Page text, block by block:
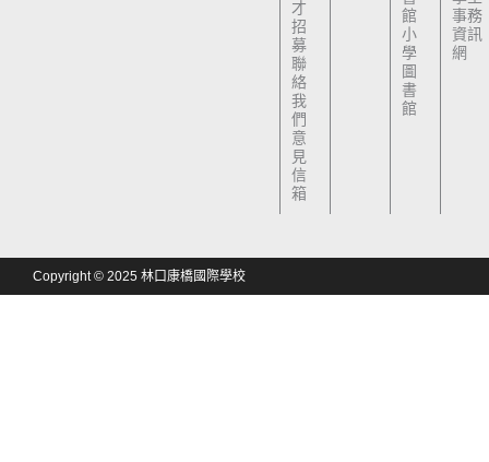
才
招
募
聯
絡
我
們
意
見
信
箱
館
小
學
圖
書
館
事務
資訊
網
Copyright © 2025 林口康橋國際學校